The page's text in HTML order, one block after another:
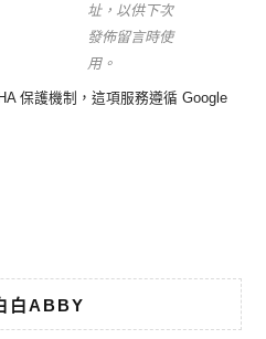
址，以供下次
發佈留言時使
用。
保護機制，這項服務遵循 Google
白ABBY